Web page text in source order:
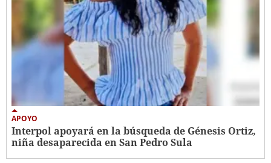
APOYO
Interpol apoyará en la búsqueda de Génesis Ortiz,
niña desaparecida en San Pedro Sula